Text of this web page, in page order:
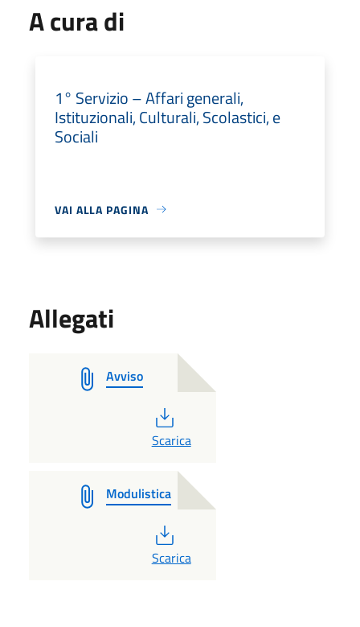
A cura di
1° Servizio – Affari generali,
Istituzionali, Culturali, Scolastici, e
Sociali
VAI ALLA PAGINA
Allegati
Avviso
PDF
Scarica
Modulistica
PDF
Scarica